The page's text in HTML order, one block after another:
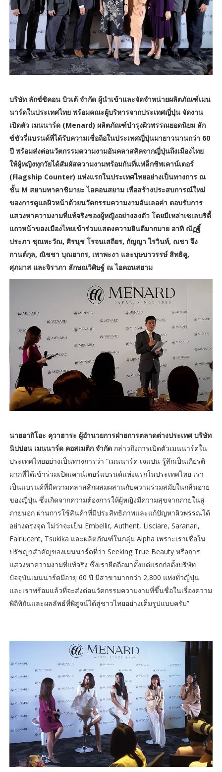
บริษัท ลักซ์ซิคอน บิวเต้ จำกัด ผู้นำเข้าและจัดจำหน่ายผลิตภัณฑ์เมน
นาร์ดในประเทศไทย พร้อมคณะผู้บริหารจากประเทศญี่ปุ่น จัดงาน
เปิดตัว เมนนาร์ด (Menard) ผลิตภัณฑ์บำรุงผิวพรรณยอดนิยม ลัก
ซ์ชัวรี่แบรนด์ที่ได้รับความเชื่อถือในประเทศญี่ปุ่นมายาวนานกว่า 60
ปี พร้อมส่งต่อนวัตกรรมความงามอันคลาสสิคจากญี่ปุ่นถึงเมืองไทย
ให้ผู้หญิงทุกวัยได้สัมผัสความงามพร้อมกันที่แฟล็กชิพเคาน์เตอร์
(Flagship Counter) แห่งแรกในประเทศไทยอย่างเป็นทางการ ณ
ชั้น M สยามทาคาชิมายะ ไอคอนสยาม เพื่อสร้างประสบการณ์ใหม่
ของการดูแลผิวหน้าด้วยนวัตกรรมความงามอันเลอค่า ตอบรับการ
แสวงหาความงามที่แท้จริงของผู้หญิงอย่างลงตัว โดยมีเหล่าเซเลบริตี้
แถวหน้าของเมืองไทยเข้าร่วมแสดงความยินดีมากมาย อาทิ ณัฏฐิ์
ประภา ชุณหะวัณ, ศิรนุช โรจนเสถียร, กัญญา ไรวินท์, ณชา จึง
กานต์กุล, ณิชชา บุณยากร, เพาพะงา และบุษบาวรรษ์ สิทธิคู,
ศุภมาส และจิราภา ลักษณวิศิษฐ์ ณ ไอคอนสยาม
นายอากิโอะ คุวาฮาระ ผู้อำนวยการฝ่ายการตลาดต่างประเทศ บริษัท
นิปปอน เมนนาร์ด คอสเมติก จำกัด กล่าวถึงการเปิดตัวเมนนาร์ดใน
ประเทศไทยอย่างเป็นทางการว่า “เมนนาร์ด เจแปน รู้สึกเป็นเกียรติ
มากที่ได้เข้าร่วมเปิดเคาน์เตอร์แบรนด์แห่งแรกในประเทศไทย เรา
เป็นแบรนด์ที่มีความคลาสสิกผสมผสานกับความร่วมสมัยในกลิ่นอาย
ของญี่ปุ่น ซึ่งเกิดจากความต้องการให้ผู้หญิงมีความสุขจากภายในสู่
ภายนอก ผ่านการใช้สินค้าที่มีประสิทธิภาพและแก้ปัญหาผิวพรรณได้
อย่างตรงจุด ไม่ว่าจะเป็น Embellir, Authent, Lisciare, Saranari,
Fairlucent, Tsukika และผลิตภัณฑ์ในกลุ่ม Alpha เพราะเราเชื่อใน
ปรัชญาสำคัญของเมนนาร์ดที่ว่า Seeking True Beauty หรือการ
แสวงหาความงามที่แท้จริง ซึ่งเรายืดถือมาตั้งแต่แรกก่อตั้งบริษัท
ปัจจุบันเมนนาร์ดมีอายุ 60 ปี มีสาขามากกว่า 2,800 แห่งทั่วญี่ปุ่น
และเราพร้อมแล้วที่จะส่งต่อนวัตกรรมความงามที่ขึ้นชื่อในเรื่องความ
พิถีพิถันและผลลัพธ์ที่พิสูจน์ได้สู่ชาวไทยอย่างเต็มรูปแบบครับ”